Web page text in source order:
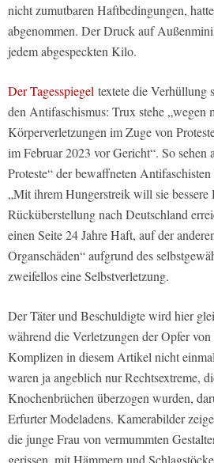
nicht zumutbaren Haftbedingungen,
abgenommen. Der Druck auf
jedem abgespeckten Kilo.
Der Tagesspiegel textete die Verhüllung
den Antifaschismus: Trux stehe „wegen
Körperverletzungen im Zuge von
im Februar 2023 vor Gericht“. So sehen
Proteste“ der bewaffneten
„Mit ihrem Hungerstreik will sie
Rücküberstellung nach Deutschland
einen Seite 24 Jahre Haft, auf der
Organschäden“ aufgrund des
zweifellos eine Selbstverletzung.
Der Täter und Beschuldigte wird hier
während die Verletzungen der Opfer
Komplizen in diesem Artikel nicht
waren ja angeblich nur Rechtsextreme,
Knochenbrüchen überzogen wurden,
Erfurter Modeladens. Kamerabilder
die junge Frau von vermummten
gerissen, mit Hämmern und